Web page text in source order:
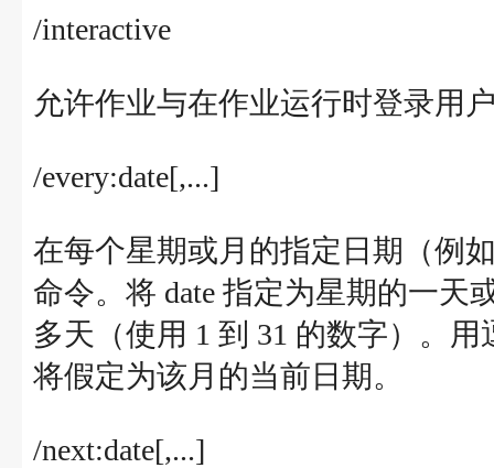
/interactive
允许作业与在作业运行时登录用
/every:date[,...]
在每个星期或月的指定日期（例
命令。将 date 指定为星期的一天
多天（使用 1 到 31 的数字）。
将假定为该月的当前日期。
/next:date[,...]